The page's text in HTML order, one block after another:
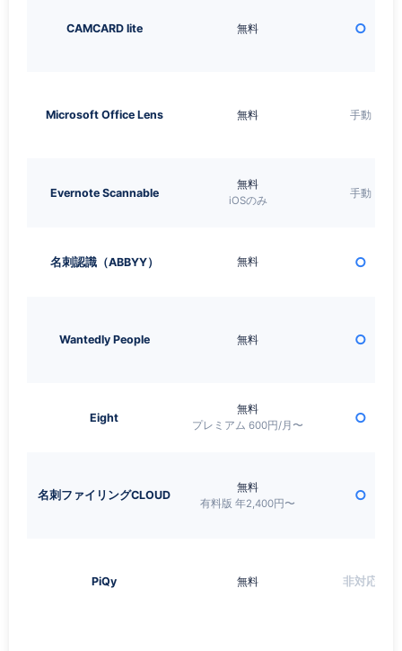
CAMCARD lite 無料 ○
Microsoft Office Lens 無料 手動
Evernote Scannable
無料
iOSのみ
手動
名刺認識（ABBYY） 無料 ○
Wantedly People 無料 ○
Eight
無料
プレミアム 600円/月〜 ○
名刺ファイリングCLOUD
無料
有料版 年2,400円〜 ○
PiQy 無料 非対応